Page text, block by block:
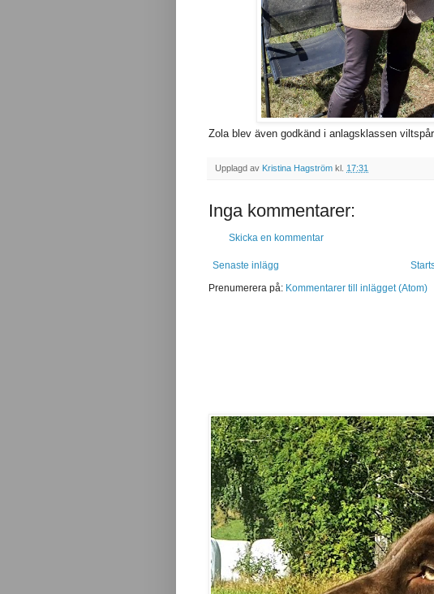
Zola blev även godkänd i anlagsklassen
Upplagd av Kristina Hagström kl. 17:31
Inga kommentarer:
Skicka en kommentar
Senaste inlägg
Prenumerera på: Kommentarer till inlägget (Atom)